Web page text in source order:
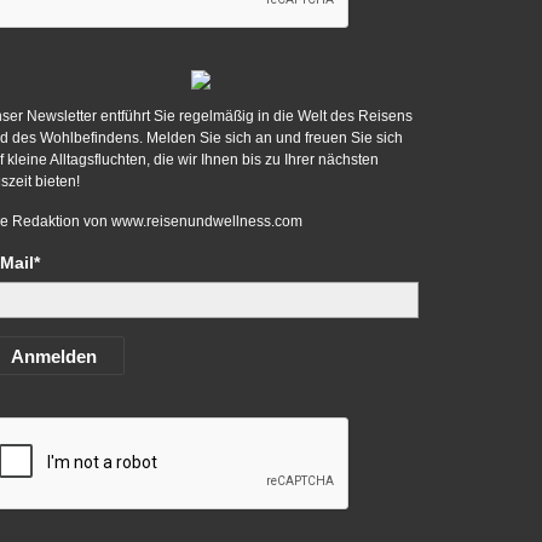
Newsletter entführt Sie regelmäßig in die Welt des Reisens
des Wohlbefindens. Melden Sie sich an und freuen Sie sich
kleine Alltagsfluchten, die wir Ihnen bis zu Ihrer nächsten
bieten!
Redaktion von www.reisenundwellness.com
Anmelden